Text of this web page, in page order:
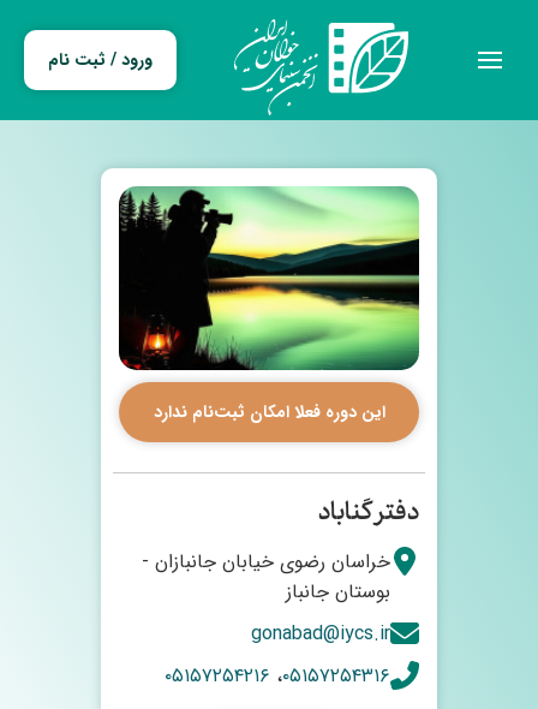
ورود / ثبت نام
این دوره فعلا امکان ثبت‌نام ندارد
دفتر گناباد
خراسان رضوی خیابان جانبازان -
بوستان جانباز
gonabad@iycs.ir
۰۵۱۵۷۲۵۴۳۱۶، ۰۵۱۵۷۲۵۴۲۱۶